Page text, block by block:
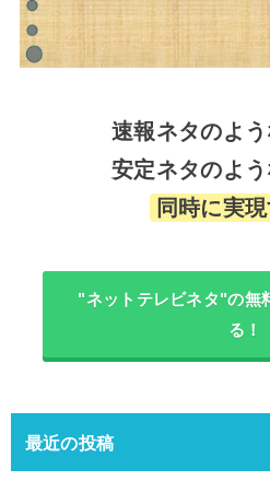
速報ネタのよ
安定ネタのよ
同時に実現
"ネットテレビネタ"の無
る！
最近の投稿